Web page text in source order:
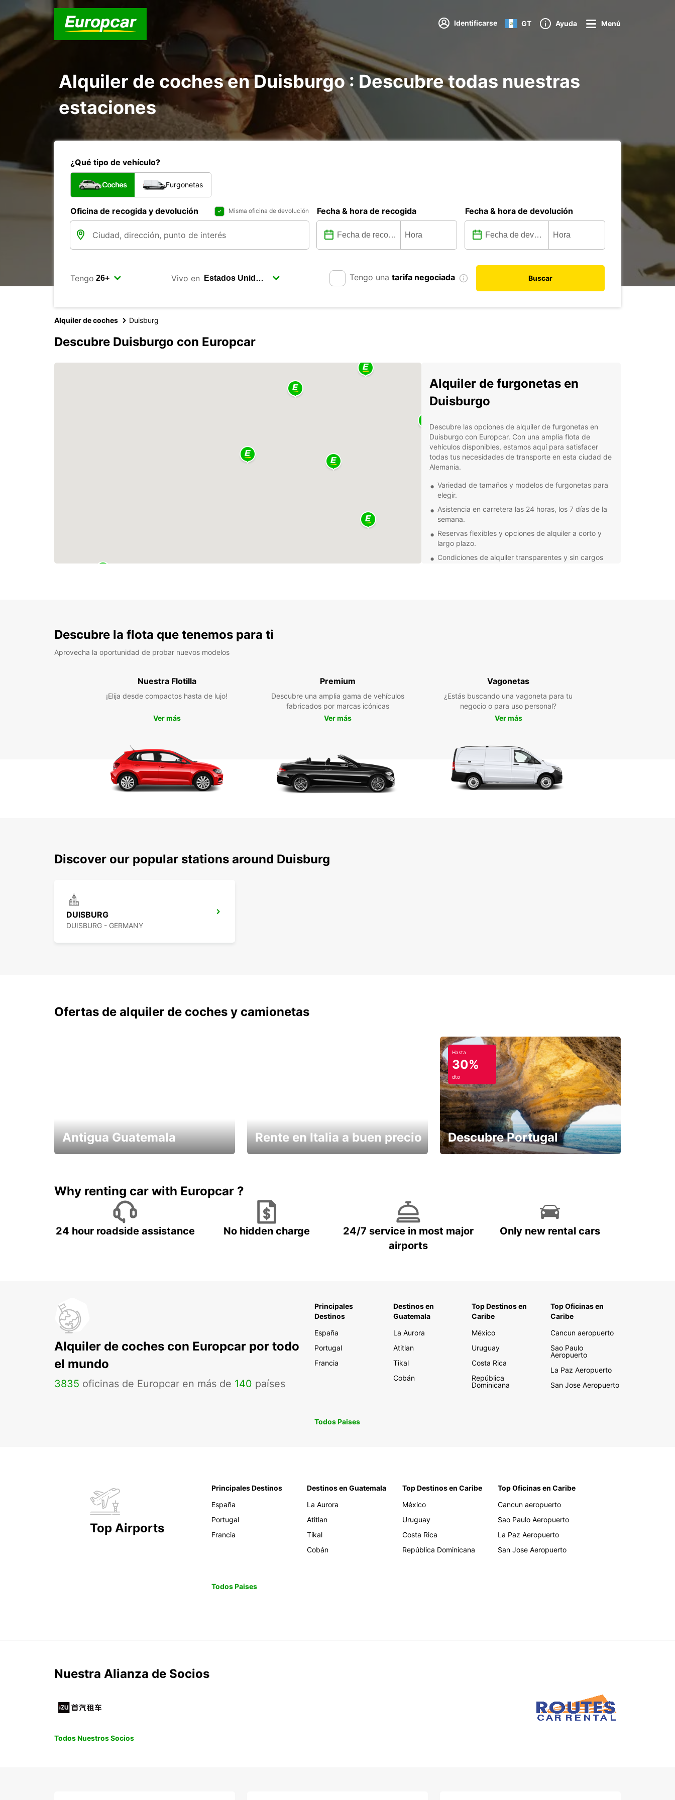
Identificarse GT Ayuda Menú
Alquiler de coches en Duisburgo : Descubre todas nuestras
estaciones
¿Qué tipo de vehículo?
Coches Furgonetas
Oficina de recogida y devolución Misma oficina de devolución Fecha & hora de recogida Fecha & hora de devolución
Tengo Vivo en Tengo una tarifa negociada Buscar
Alquiler de coches Duisburg
Descubre Duisburgo con Europcar
Alquiler de furgonetas en
Duisburgo
Descubre las opciones de alquiler de furgonetas en
Duisburgo con Europcar. Con una amplia flota de
vehículos disponibles, estamos aquí para satisfacer
todas tus necesidades de transporte en esta ciudad de
Alemania.
Variedad de tamaños y modelos de furgonetas para
elegir.
Asistencia en carretera las 24 horas, los 7 días de la
semana.
Reservas flexibles y opciones de alquiler a corto y
largo plazo.
Condiciones de alquiler transparentes y sin cargos
Descubre la flota que tenemos para ti
Aprovecha la oportunidad de probar nuevos modelos
Nuestra Flotilla
¡Elija desde compactos hasta de lujo!
Ver más
Premium
Descubre una amplia gama de vehículos
fabricados por marcas icónicas
Ver más
Vagonetas
¿Estás buscando una vagoneta para tu
negocio o para uso personal?
Ver más
Discover our popular stations around Duisburg
DUISBURG
DUISBURG - GERMANY
Ofertas de alquiler de coches y camionetas
Antigua Guatemala Rente en Italia a buen precio
Hasta
30%
dto
Descubre Portugal
Why renting car with Europcar ?
24 hour roadside assistance No hidden charge
24/7 service in most major
airports
Only new rental cars
Alquiler de coches con Europcar por todo
el mundo
3835 oficinas de Europcar en más de 140 países
Principales
Destinos
España
Portugal
Francia
Destinos en
Guatemala
La Aurora
Atitlan
Tikal
Cobán
Top Destinos en
Caribe
México
Uruguay
Costa Rica
República
Dominicana
Top Oficinas en
Caribe
Cancun aeropuerto
Sao Paulo
Aeropuerto
La Paz Aeropuerto
San Jose Aeropuerto
Todos Paises
Top Airports
Principales Destinos
España
Portugal
Francia
Destinos en Guatemala
La Aurora
Atitlan
Tikal
Cobán
Top Destinos en Caribe
México
Uruguay
Costa Rica
República Dominicana
Top Oficinas en Caribe
Cancun aeropuerto
Sao Paulo Aeropuerto
La Paz Aeropuerto
San Jose Aeropuerto
Todos Paises
Nuestra Alianza de Socios
Todos Nuestros Socios